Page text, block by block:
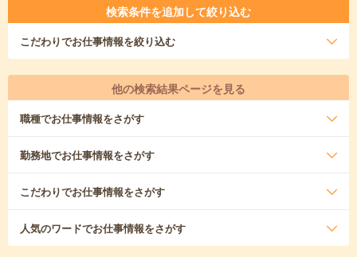
検索条件を追加して絞り込む
こだわりでお仕事情報を絞り込む
他の検索結果ページを見る
職種でお仕事情報をさがす
勤務地でお仕事情報をさがす
こだわりでお仕事情報をさがす
人気のワードでお仕事情報をさがす